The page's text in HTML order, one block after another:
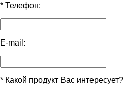
* Телефон:
E-mail:
* Какой продукт Вас интересует?